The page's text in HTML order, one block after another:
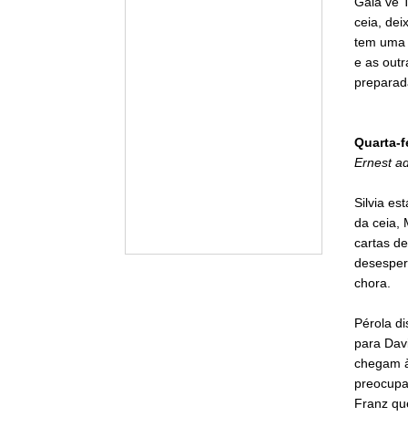
ceia,
tem
e as
Quarta-
Ernest
Silvia
da ceia,
cartas
chora.
Pérola
para
chegam
Franz